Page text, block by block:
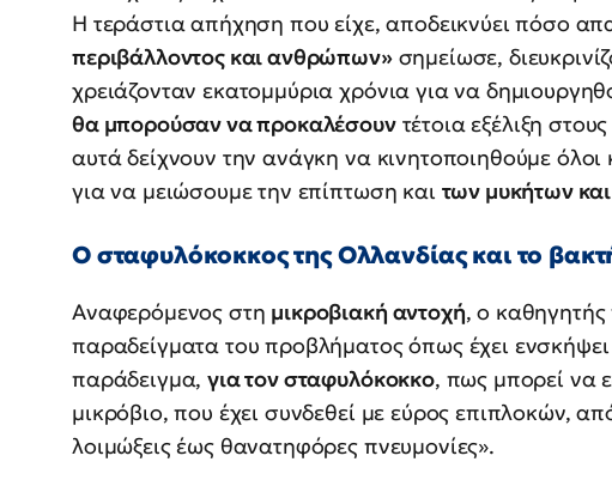
Η τεράστια απήχηση που είχε, αποδεικνύει πόσο
περιβάλλοντος και ανθρώπων»σημείωσε,
χρειάζονταν εκατομμύρια χρόνια για να
θα μπορούσαν να προκαλέσουντέτοια εξέλιξη
αυτά δείχνουν την ανάγκη να κινητοποιηθούμε
για να μειώσουμε την επίπτωση και των μυκήτων
Ο σταφυλόκοκκος της Ολλανδίας και το
Αναφερόμενος στη μικροβιακή αντοχή, ο
παραδείγματα του προβλήματος όπως έχει
παράδειγμα,για τον σταφυλόκοκκο, πως μπορεί να
μικρόβιο, που έχει συνδεθεί με εύρος επιπλοκών,
λοιμώξεις έως θανατηφόρες πνευμονίες».